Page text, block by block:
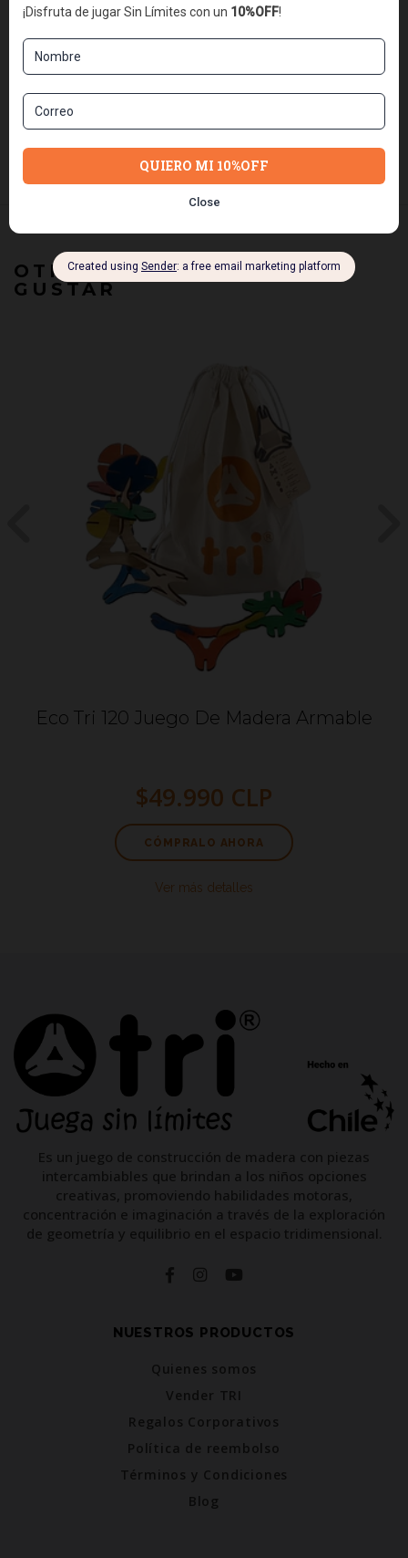
: Tamaño 8×9 cm cada una Peso Total: 0,9
Kg. Dimensión: 26 x 9,5 x 10,5 Cm.
Materialidad: Madera Tratada y Acreditada.
No Tóxicos. Edad Mínima Recomendada: 3
Años
OTROS QUE TE PUEDEN
GUSTAR
Eco Tri 120 Juego De Madera Armable
$49.990 CLP
CÓMPRALO AHORA
Ver más detalles
Es un juego de construcción de madera con piezas
intercambiables que brindan a los niños opciones
creativas, promoviendo habilidades motoras,
concentración e imaginación a través de la exploración
de geometría y equilibrio en el espacio tridimensional.
NUESTROS PRODUCTOS
Quienes somos
Vender TRI
Regalos Corporativos
Política de reembolso
Términos y Condiciones
Blog